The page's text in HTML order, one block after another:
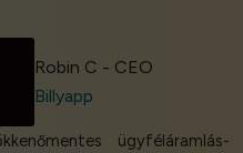
Robin C - CEO
Billyapp
ügyféláramlás-